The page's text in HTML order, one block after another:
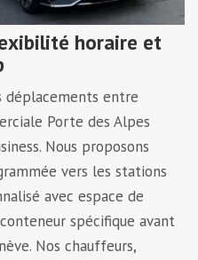
horaire et
déplacements entre
Porte des Alpes
Nous proposons
vers les stations
avec espace de
spécifique avant
Nos chauffeurs,